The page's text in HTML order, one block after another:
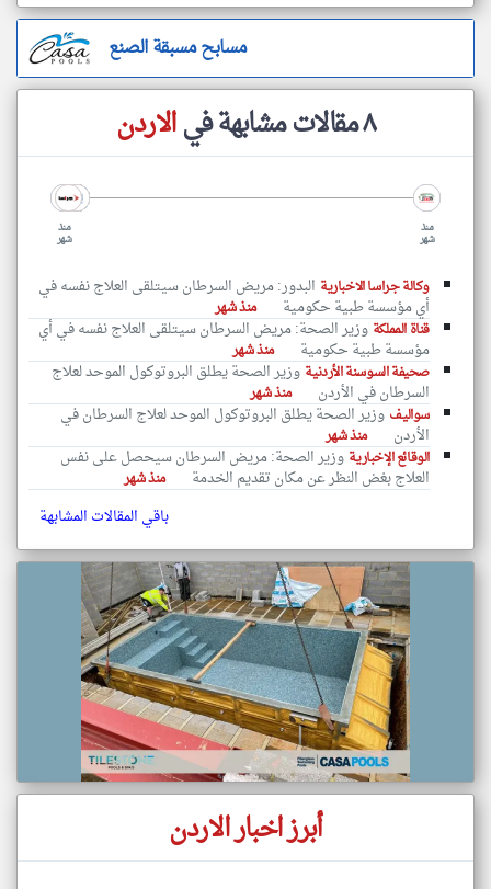
مسابح مسبقة الصنع
٨ مقالات مشابهة في الاردن
منذ
شهر
منذ
شهر
وكالة جراسا الاخبارية البدور: مريض السرطان سيتلقى العلاج نفسه في
أي مؤسسة طبية حكومية
منذ شهر
قناة المملكة وزير الصحة: مريض السرطان سيتلقى العلاج نفسه في أي
مؤسسة طبية حكومية
منذ شهر
صحيفة السوسنة الأردنية وزير الصحة يطلق البروتوكول الموحد لعلاج
السرطان في الأردن
منذ شهر
سواليف وزير الصحة يطلق البروتوكول الموحد لعلاج السرطان في
الأردن
منذ شهر
الوقائع الإخبارية وزير الصحة: مريض السرطان سيحصل على نفس
العلاج بغض النظر عن مكان تقديم الخدمة منذ شهر
باقي المقالات المشابهة
أبرز اخبار الاردن